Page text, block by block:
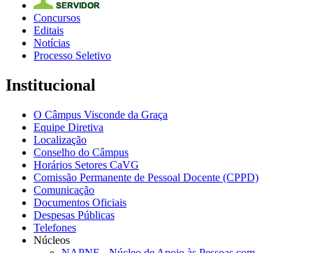
Concursos
Editais
Notícias
Processo Seletivo
Institucional
O Câmpus Visconde da Graça
Equipe Diretiva
Localização
Conselho do Câmpus
Horários Setores CaVG
Comissão Permanente de Pessoal Docente (CPPD)
Comunicação
Documentos Oficiais
Despesas Públicas
Telefones
Núcleos